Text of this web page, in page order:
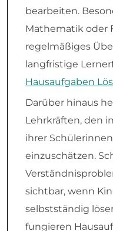
bearbeiten.
Mathematik oder
regelmäßiges
langfristige
Hausaufgaben
Darüber hinaus
Lehrkräften, den
ihrer
einzuschätzen.
sichtbar, wenn
selbstständig
fungieren